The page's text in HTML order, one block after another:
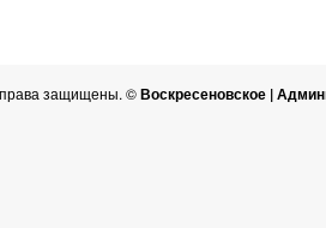
защищены. ©Воскресеновское |